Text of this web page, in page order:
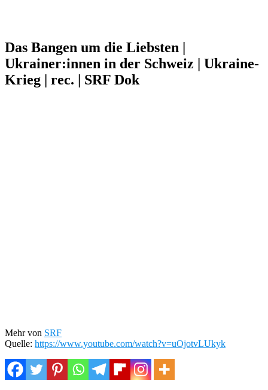
Das Bangen um die Liebsten |
Ukrainer:innen in der Schweiz | Ukraine-
Krieg | rec. | SRF Dok
Mehr von SRF
Quelle: https://www.youtube.com/watch?v=uOjotvLUkyk